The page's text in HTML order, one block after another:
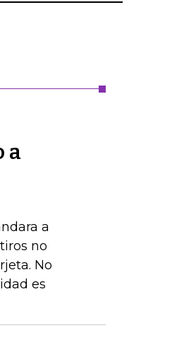
a
a
no
No
es